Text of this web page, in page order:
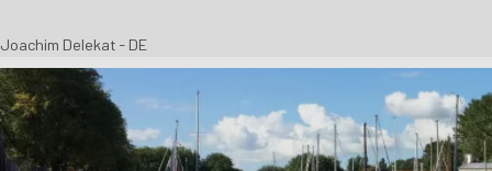
Joachim Delekat - DE